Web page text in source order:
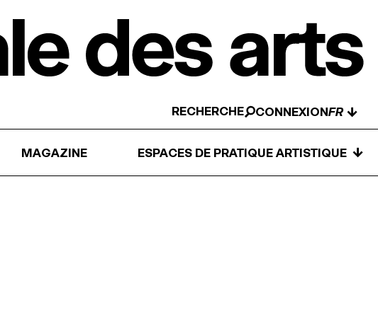
RECHERCHE CONNEXION ↓
MAGAZINE ESPACES DE PRATIQUE ARTISTIQUE ↓